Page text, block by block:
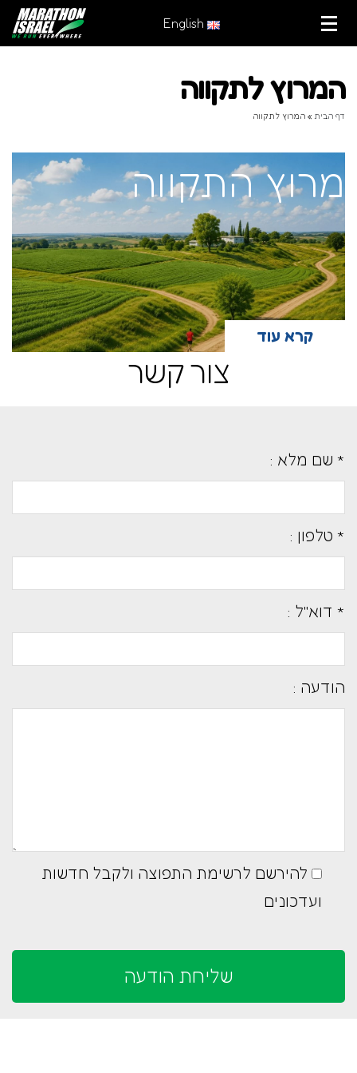
English
המרוץ לתקווה
דף הבית » המרוץ לתקווה
מרוץ התקווה
קרא עוד
צור קשר
* שם מלא :
* טלפון :
* דוא''ל :
הודעה :
להירשם לרשימת התפוצה ולקבל חדשות
ועדכונים